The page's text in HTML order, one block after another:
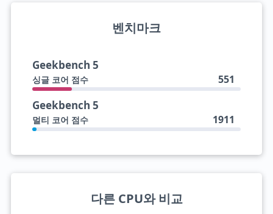
벤치마크
Geekbench 5
싱글 코어 점수 551
Geekbench 5
멀티 코어 점수 1911
다른 CPU와 비교